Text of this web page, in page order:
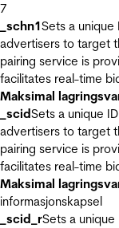
7
_schn1Sets a
advertisers to target
pairing service is
facilitates real-time
Maksimal
_scidSets a unique
advertisers to target
pairing service is
facilitates real-time
Maksimal
informasjonskapsel
_scid_rSets a